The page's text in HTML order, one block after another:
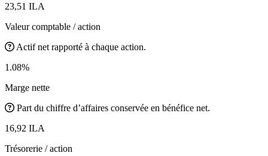
23,51 ILA
Valeur comptable / action
Actif net rapporté à chaque action.
1.08%
Marge nette
Part du chiffre d’affaires conservée en bénéfice net.
16,92 ILA
Trésorerie / action